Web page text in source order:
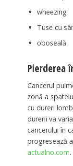
wheezing
Tuse cu
oboseală
Pierderea
Cancerul
zonă a
cu dureri
durerii va
cancerului în
progresează
actualno.com.